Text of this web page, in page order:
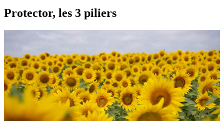
Protector, les 3 piliers